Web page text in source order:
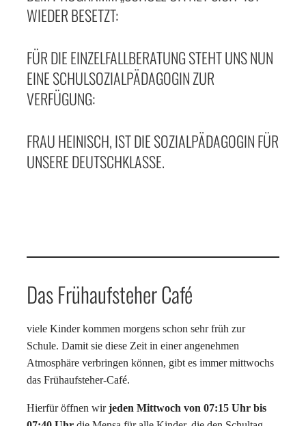
WIEDER BESETZT:
FÜR DIE EINZELFALLBERATUNG STEHT UNS NUN
EINE SCHULSOZIALPÄDAGOGIN ZUR
VERFÜGUNG:
FRAU HEINISCH, IST DIE SOZIALPÄDAGOGIN FÜR
UNSERE DEUTSCHKLASSE.
Das Frühaufsteher Café
viele Kinder kommen morgens schon sehr früh zur
Schule. Damit sie diese Zeit in einer angenehmen
Atmosphäre verbringen können, gibt es immer mittwochs
das Frühaufsteher-Café.
Hierfür öffnen wirjeden Mittwoch von 07:15 Uhr bis